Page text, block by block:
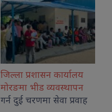
जिल्ला प्रशासन कार्यालय
मोरङमा भीड व्यवस्थापन
गर्न दुई चरणमा सेवा प्रवाह